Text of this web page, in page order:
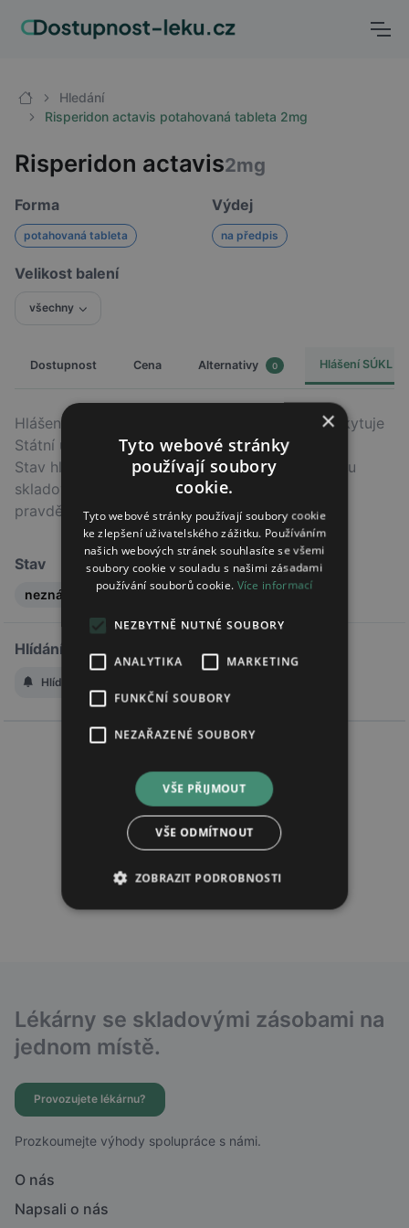
Hledání
Risperidon actavis potahovaná tableta 2mg
Risperidon actavis2mg
Forma
potahovaná tableta
Výdej
na předpis
Velikost balení
všechny
Dostupnost Cena Alternativy 0 Hlášení SÚKL
Hlášení o dodávkách přípravku na trh v ČR poskytuje
Státní ústav pro kontrolu léčiv (SÚKL).
Stav hlášení nemusí odpovídat skutečnému stavu
skladových zásob v lékárnách, ale indikuje
pravděpodobný trend.
Stav
neznámý
Hlídání změny stavu
Hlídat změnu stavu
Lékárny se skladovými zásobami na
jednom místě.
Provozujete lékárnu?
Prozkoumejte výhody spolupráce s námi.
O nás
Napsali o nás
×
Tyto webové stránky
používají soubory
cookie.
Tyto webové stránky používají soubory cookie
ke zlepšení uživatelského zážitku. Používáním
našich webových stránek souhlasíte se všemi
soubory cookie v souladu s našimi zásadami
používání souborů cookie. Více informací
NEZBYTNĚ NUTNÉ SOUBORY
ANALYTIKA MARKETING
FUNKČNÍ SOUBORY
NEZAŘAZENÉ SOUBORY
VŠE PŘIJMOUT
VŠE ODMÍTNOUT
ZOBRAZIT PODROBNOSTI